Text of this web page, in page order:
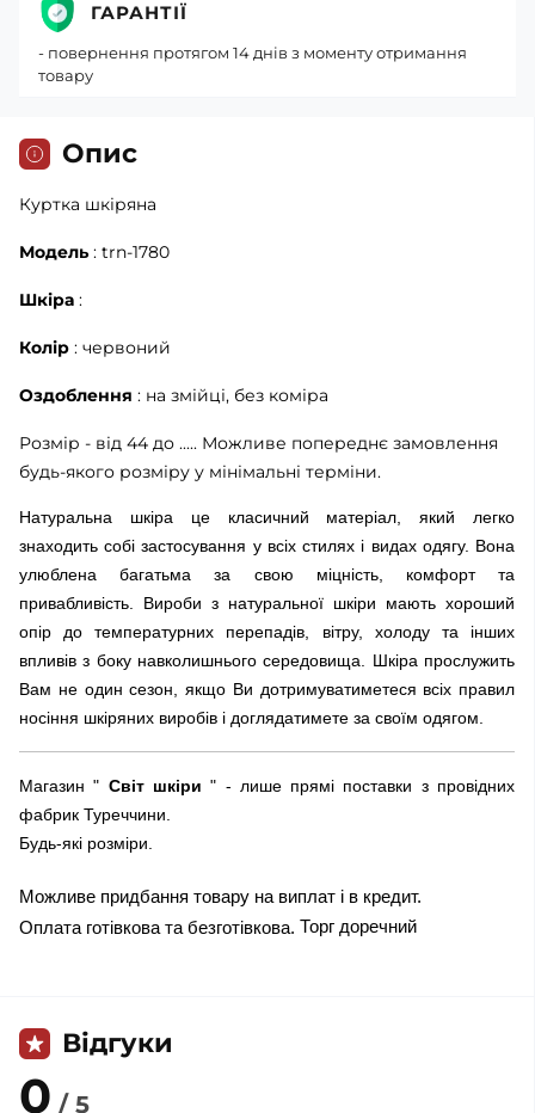
Опис
Куртка шкіряна
Модель: trn-1780
Шкіра :
Колір : червоний
Оздоблення : на змійці, без коміра
Розмір - від 44 до ..... Можливе попереднє замовлення
будь-якого розміру у мінімальні терміни.
Натуральна шкіра це класичний матеріал, який легко
знаходить собі застосування у всіх стилях і видах одягу. Вона
улюблена багатьма за свою міцність, комфорт та
привабливість. Вироби з натуральної шкіри мають хороший
опір до температурних перепадів, вітру, холоду та інших
впливів з боку навколишнього середовища. Шкіра прослужить
Вам не один сезон, якщо Ви дотримуватиметеся всіх правил
носіння шкіряних виробів і доглядатимете за своїм одягом.
Магазин " Світ шкіри " - лише прямі поставки з провідних
фабрик Туреччини.
Будь-які розміри.
Можливе придбання товару на виплат і в кредит.
Оплата готівкова та безготівкова. Торг доречний
Відгуки
0 / 5
ГАРАНТІЇ
- повернення протягом 14 днів з моменту отримання
товару